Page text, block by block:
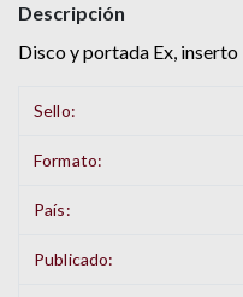
Descripción
Disco y portada Ex, inserto
Sello:
Formato:
País:
Publicado: